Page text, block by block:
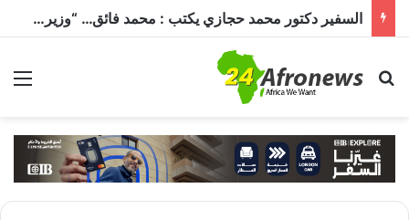
السفير دكتور محمد حجازي يكتب : محمد فائق… “وزير إفريقيا” الذي حمل رسالة القاهرة إلى القارة السمراء
بحث عن